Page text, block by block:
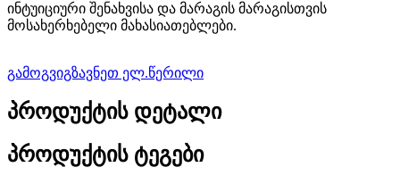
ინტუიციური შენახვისა და მარაგის მარაგისთვის
მოსახერხებელი მახასიათებლები.
გამოგვიგზავნეთ ელ.წერილი
პროდუქტის დეტალი
პროდუქტის ტეგები